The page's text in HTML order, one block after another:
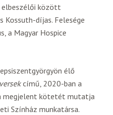
elbeszélői között
Kossuth-díjas. Felesége
a Magyar Hospice
élő
című, 2020-ban a
megjelent kötetét mutatja
Színház munkatársa.